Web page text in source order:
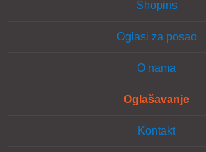
Shopins
Oglasi za posao
O nama
Oglašavanje
Kontakt